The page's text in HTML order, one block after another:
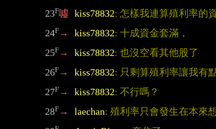
23F噓 kiss78832: 怎樣我連算殖利率的
24F → kiss78832: 十成資金套滿，
25F → kiss78832: 也沒空看其他股了
26F → kiss78832: 只剩算殖利率讓我有
27F → kiss78832: 不行嗎？
28F → laechan: 殖利率只會發生在本來